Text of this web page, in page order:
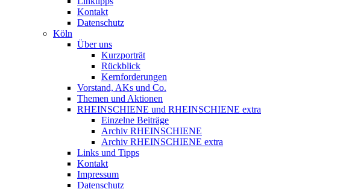
Kontakt
Datenschutz
Köln
Über uns
Kurzporträt
Rückblick
Kernforderungen
Vorstand, AKs und Co.
Themen und Aktionen
RHEINSCHIENE und RHEINSCHIENE extra
Einzelne Beiträge
Archiv RHEINSCHIENE
Archiv RHEINSCHIENE extra
Links und Tipps
Kontakt
Impressum
Datenschutz